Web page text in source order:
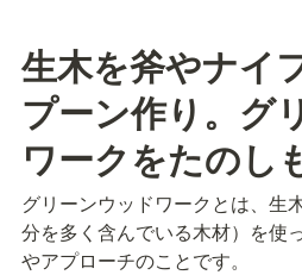
生木を斧やナイ
プーン作り。グ
ワークをたのし
グリーンウッドワークとは、生
分を多く含んでいる木材）を使
やアプローチのことです。